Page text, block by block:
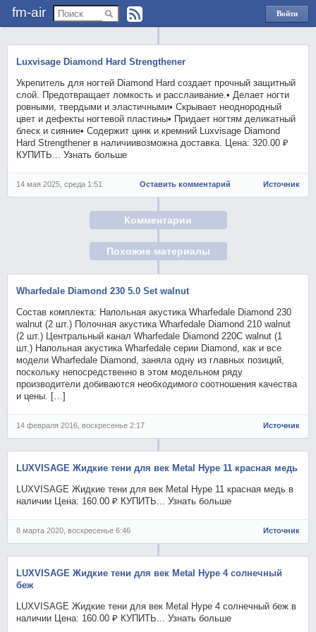
fm-air
Войти
через
Luxvisage Diamond Hard Strengthener
Укрепитель для ногтей Diamond Hard создает прочный защитный
слой. Предотвращает ломкость и расслаивание.• Делает ногти
ровными, твердыми и эластичными• Скрывает неоднородный
цвет и дефекты ногтевой пластины• Придает ногтям деликатный
блеск и сияние• Содержит цинк и кремний Luxvisage Diamond
Hard Strengthener в наличиивозможна доставка. Цена: 320.00 ₽
КУПИТЬ... Узнать больше
14 мая 2025, среда 1:51 Оставить комментарий Источник
Комментарии
Похожие материалы
Wharfedale Diamond 230 5.0 Set walnut
Состав комплекта: Напольная акустика Wharfedale Diamond 230
walnut (2 шт.) Полочная акустика Wharfedale Diamond 210 walnut
(2 шт.) Центральный канал Wharfedale Diamond 220C walnut (1
шт.) Напольная акустика Wharfedale серии Diamond, как и все
модели Wharfedale Diamond, заняла одну из главных позиций,
поскольку непосредственно в этом модельном ряду
производители добиваются необходимого соотношения качества
и цены. […]
14 февраля 2016, воскресенье 2:17 Источник
LUXVISAGE Жидкие тени для век Metal Hype 11 красная медь
LUXVISAGE Жидкие тени для век Metal Hype 11 красная медь в
наличии Цена: 160.00 ₽ КУПИТЬ... Узнать больше
8 марта 2020, воскресенье 6:46 Источник
LUXVISAGE Жидкие тени для век Metal Hype 4 солнечный
беж
LUXVISAGE Жидкие тени для век Metal Hype 4 солнечный беж в
наличии Цена: 160.00 ₽ КУПИТЬ... Узнать больше